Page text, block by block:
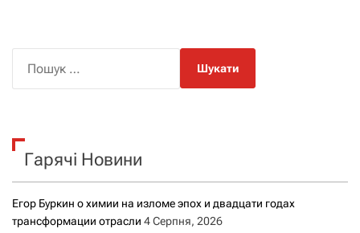
к
Гарячі Новини
Егор Буркин о химии на изломе эпох и двадцати годах
трансформации отрасли 4 Серпня, 2026